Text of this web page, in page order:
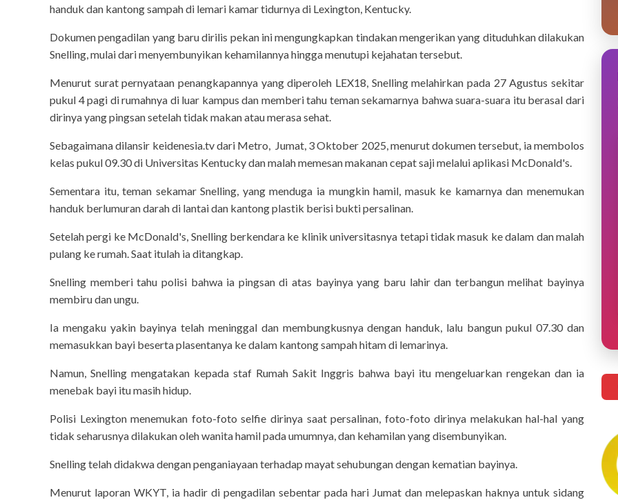
handuk dan kantong sampah di lemari kamar tidurnya di Lexington, Kentucky.
Dokumen pengadilan yang baru dirilis pekan ini mengungkapkan tindakan mengerikan yang dituduhkan dilakukan
Snelling, mulai dari menyembunyikan kehamilannya hingga menutupi kejahatan tersebut.
Menurut surat pernyataan penangkapannya yang diperoleh LEX18, Snelling melahirkan pada 27 Agustus sekitar
pukul 4 pagi di rumahnya di luar kampus dan memberi tahu teman sekamarnya bahwa suara-suara itu berasal dari
dirinya yang pingsan setelah tidak makan atau merasa sehat.
Sebagaimana dilansir keidenesia.tv dari Metro, Jumat, 3 Oktober 2025, menurut dokumen tersebut, ia membolos
kelas pukul 09.30 di Universitas Kentucky dan malah memesan makanan cepat saji melalui aplikasi McDonald's.
Sementara itu, teman sekamar Snelling, yang menduga ia mungkin hamil, masuk ke kamarnya dan menemukan
handuk berlumuran darah di lantai dan kantong plastik berisi bukti persalinan.
Setelah pergi ke McDonald's, Snelling berkendara ke klinik universitasnya tetapi tidak masuk ke dalam dan malah
pulang ke rumah. Saat itulah ia ditangkap.
Snelling memberi tahu polisi bahwa ia pingsan di atas bayinya yang baru lahir dan terbangun melihat bayinya
membiru dan ungu.
Ia mengaku yakin bayinya telah meninggal dan membungkusnya dengan handuk, lalu bangun pukul 07.30 dan
memasukkan bayi beserta plasentanya ke dalam kantong sampah hitam di lemarinya.
Namun, Snelling mengatakan kepada staf Rumah Sakit Inggris bahwa bayi itu mengeluarkan rengekan dan ia
menebak bayi itu masih hidup.
Polisi Lexington menemukan foto-foto selfie dirinya saat persalinan, foto-foto dirinya melakukan hal-hal yang
tidak seharusnya dilakukan oleh wanita hamil pada umumnya, dan kehamilan yang disembunyikan.
Snelling telah didakwa dengan penganiayaan terhadap mayat sehubungan dengan kematian bayinya.
Menurut laporan WKYT, ia hadir di pengadilan sebentar pada hari Jumat dan melepaskan haknya untuk sidang